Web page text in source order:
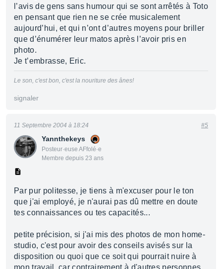
l’avis de gens sans humour qui se sont arrêtés à Toto
en pensant que rien ne se crée musicalement
aujourd’hui, et qui n’ont d’autres moyens pour briller
que d’énumérer leur matos après l’avoir pris en
photo.
Je t’embrasse, Eric.
Le son, c'est bon, c'est la nouriture des ânes!
signaler
Yannthekeys
Posteur·euse AFfolé·e
Membre depuis 23 ans
11 Septembre 2004 à 18:24 #5
Par pur politesse, je tiens à m'excuser pour le ton
que j'ai employé, je n'aurai pas dû mettre en doute
tes connaissances ou tes capacités...
petite précision, si j'ai mis des photos de mon home-
studio, c'est pour avoir des conseils avisés sur la
disposition ou quoi que ce soit qui pourrait nuire à
mon travail, car contrairement à d'autres personnes